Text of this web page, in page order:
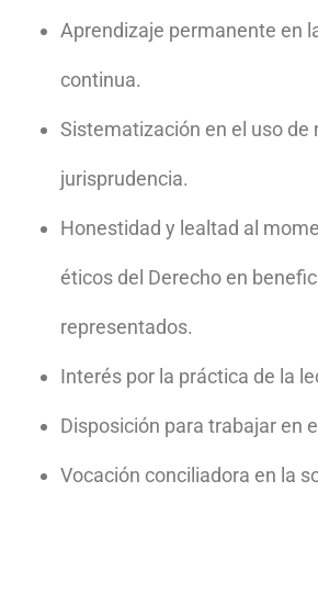
Aprendizaje permanente en
continua.
Sistematización en el uso de
jurisprudencia.
Honestidad y lealtad al
éticos del Derecho en
representados.
Interés por la práctica de la
Disposición para trabajar en
Vocación conciliadora en la